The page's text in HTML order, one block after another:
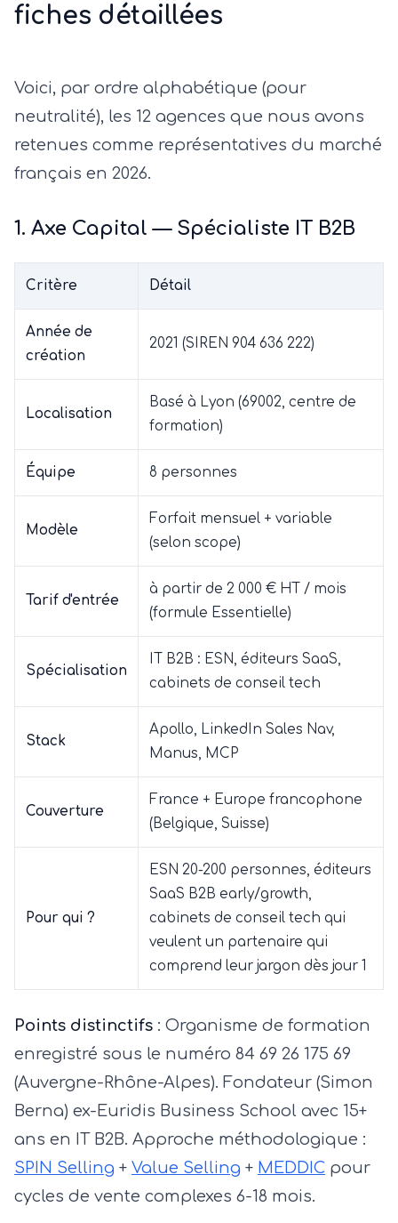
fiches détaillées
Voici, par ordre alphabétique (pour
neutralité), les 12 agences que nous avons
retenues comme représentatives du marché
français en 2026.
1. Axe Capital — Spécialiste IT B2B
Critère Détail
Année de
création
2021 (SIREN 904 636 222)
Localisation
Basé à Lyon (69002, centre de
formation)
Équipe 8 personnes
Modèle
Forfait mensuel + variable
(selon scope)
Tarif d'entrée
à partir de 2 000 € HT / mois
(formule Essentielle)
Spécialisation
IT B2B : ESN, éditeurs SaaS,
cabinets de conseil tech
Stack
Apollo, LinkedIn Sales Nav,
Manus, MCP
Couverture
France + Europe francophone
(Belgique, Suisse)
Pour qui ?
ESN 20-200 personnes, éditeurs
SaaS B2B early/growth,
cabinets de conseil tech qui
veulent un partenaire qui
comprend leur jargon dès jour 1
Points distinctifs : Organisme de formation
enregistré sous le numéro 84 69 26 175 69
(Auvergne-Rhône-Alpes). Fondateur (Simon
Berna) ex-Euridis Business School avec 15+
ans en IT B2B. Approche méthodologique :
SPIN Selling + Value Selling + MEDDIC pour
cycles de vente complexes 6-18 mois.